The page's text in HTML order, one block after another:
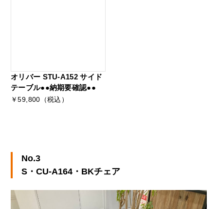
オリバー STU-A152 サイド
テーブル●●納期要確認●●
￥59,800（税込）
No.3
S・CU-A164・BKチェア